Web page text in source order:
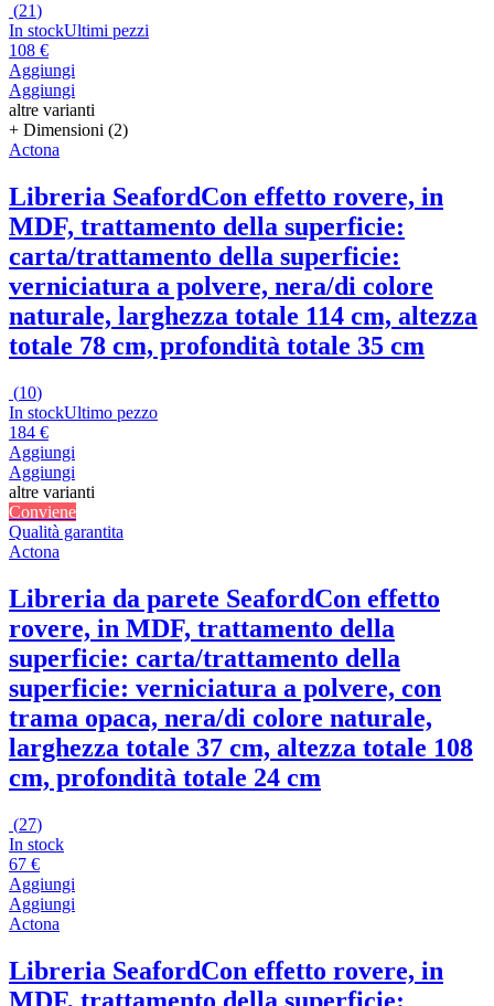
(21)
In stockUltimi pezzi
108 €
Aggiungi
Aggiungi
altre varianti
+ Dimensioni (2)
Actona
Libreria SeafordCon effetto rovere, in
MDF, trattamento della superficie:
carta/trattamento della superficie:
verniciatura a polvere, nera/di colore
naturale, larghezza totale 114 cm, altezza
totale 78 cm, profondità totale 35 cm
(10)
In stockUltimo pezzo
184 €
Aggiungi
Aggiungi
altre varianti
Conviene
Qualità garantita
Actona
Libreria da parete SeafordCon effetto
rovere, in MDF, trattamento della
superficie: carta/trattamento della
superficie: verniciatura a polvere, con
trama opaca, nera/di colore naturale,
larghezza totale 37 cm, altezza totale 108
cm, profondità totale 24 cm
(27)
In stock
67 €
Aggiungi
Aggiungi
Actona
Libreria SeafordCon effetto rovere, in